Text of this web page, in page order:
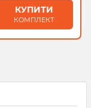
КУПИТИ
КОМПЛЕКТ